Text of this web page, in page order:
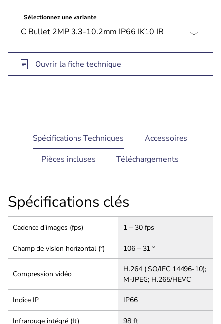
Éclairage IR intelligent intégré avec une visibilité
jusqu'à 30 m (98 ft)
Sélectionnez une variante
Ouvrir la fiche technique
current
tab:
Spécifications Techniques
Accessoires
Pièces incluses
Téléchargements
Spécifications clés
Cadence d'images (fps) 1 – 30 fps
Champ de vision horizontal (°) 106 – 31 °
Compression vidéo
H.264 (ISO/IEC 14496-10);
M-JPEG; H.265/HEVC
Indice IP IP66
Infrarouge intégré (ft) 98 ft